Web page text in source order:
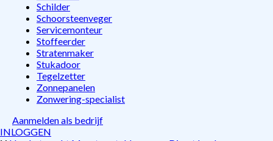
Schilder
Schoorsteenveger
Servicemonteur
Stoffeerder
Stratenmaker
Stukadoor
Tegelzetter
Zonnepanelen
Zonwering-specialist
Aanmelden als bedrijf
INLOGGEN